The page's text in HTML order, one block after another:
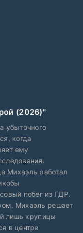
(2026)"
убыточного
когда
ему
Михаэль работал
побег из ГДР.
Михаэль решает
лишь крупицы
в центре